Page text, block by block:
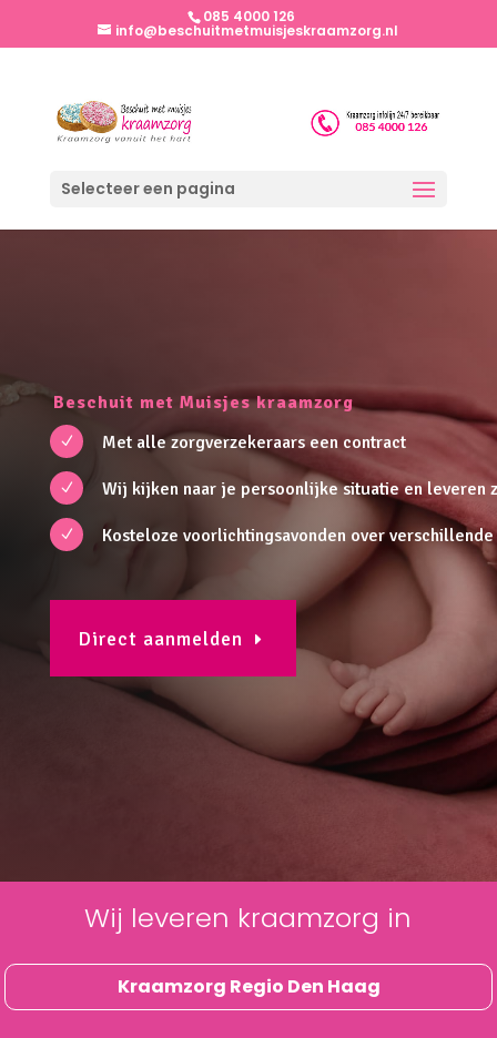
085 4000 126
info@beschuitmetmuisjeskraamzorg.nl
Selecteer een pagina
Beschuit met Muisjes kraamzorg
N Met alle zorgverzekeraars een contract
N Wij kijken naar je persoonlijke situatie en leveren
N Kosteloze voorlichtingsavonden over
Direct aanmelden
Wij leveren kraamzorg in
Kraamzorg Regio Den Haag